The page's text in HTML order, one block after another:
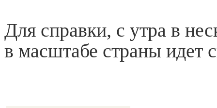
Для справки, с утра в
в масштабе страны идет